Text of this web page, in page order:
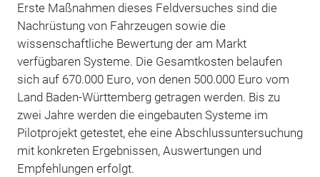
Erste Maßnahmen dieses Feldversuches sind die
Nachrüstung von Fahrzeugen sowie die
wissenschaftliche Bewertung der am Markt
verfügbaren Systeme. Die Gesamtkosten belaufen
sich auf 670.000 Euro, von denen 500.000 Euro vom
Land Baden-Württemberg getragen werden. Bis zu
zwei Jahre werden die eingebauten Systeme im
Pilotprojekt getestet, ehe eine Abschlussuntersuchung
mit konkreten Ergebnissen, Auswertungen und
Empfehlungen erfolgt.